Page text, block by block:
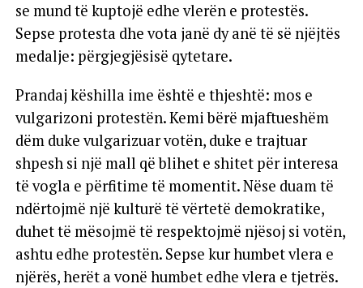
se mund të kuptojë edhe vlerën e protestës.
Sepse protesta dhe vota janë dy anë të së njëjtës
medalje: përgjegjësisë qytetare.
Prandaj këshilla ime është e thjeshtë: mos e
vulgarizoni protestën. Kemi bërë mjaftueshëm
dëm duke vulgarizuar votën, duke e trajtuar
shpesh si një mall që blihet e shitet për interesa
të vogla e përfitime të momentit. Nëse duam të
ndërtojmë një kulturë të vërtetë demokratike,
duhet të mësojmë të respektojmë njësoj si votën,
ashtu edhe protestën. Sepse kur humbet vlera e
njërës, herët a vonë humbet edhe vlera e tjetrës.